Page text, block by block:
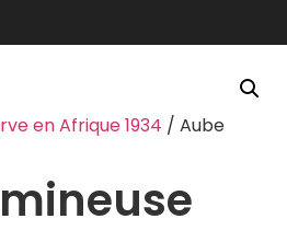
en Afrique 1934 / Aube